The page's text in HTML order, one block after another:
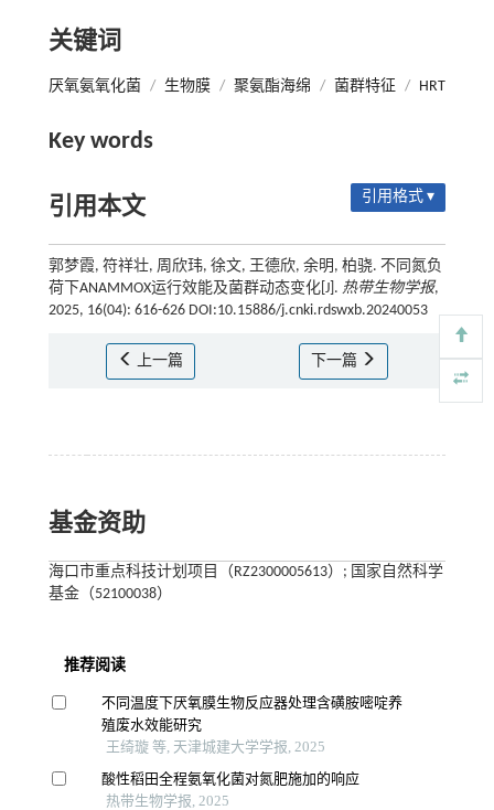
关键词
厌氧氨氧化菌 / 生物膜 / 聚氨酯海绵 / 菌群特征 / HRT
Key words
引用本文 引用格式 ▾
郭梦霞, 符祥壮, 周欣玮, 徐文, 王德欣, 余明, 柏骁. 不同氮负
荷下ANAMMOX运行效能及菌群动态变化[J]. 热带生物学报,
2025, 16(04): 616-626 DOI:10.15886/j.cnki.rdswxb.20240053
上一篇 下一篇
基金资助
海口市重点科技计划项目（RZ2300005613）; 国家自然科学
基金（52100038）